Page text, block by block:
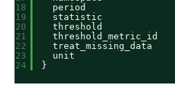
18
19
20
21
22
23
24
period
statistic
threshold
threshold_metric_id
treat_missing_data
unit
}